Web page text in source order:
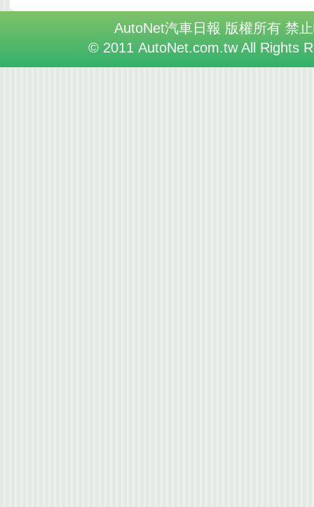
AutoNet汽車日報 版權所有 禁
© 2011 AutoNet.com.tw All Rights